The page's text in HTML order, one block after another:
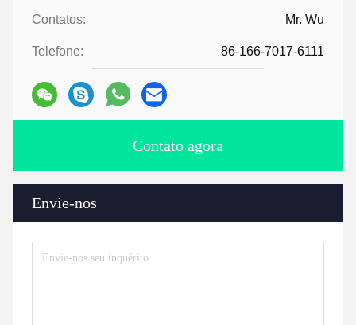
Contatos: Mr. Wu
Telefone: 86-166-7017-6111
Contato agora
Envie-nos